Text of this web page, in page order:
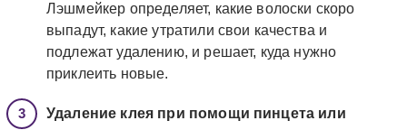
Лэшмейкер определяет, какие волоски скоро
выпадут, какие утратили свои качества и
подлежат удалению, и решает, куда нужно
приклеить новые.
Удаление клея при помощи пинцета или